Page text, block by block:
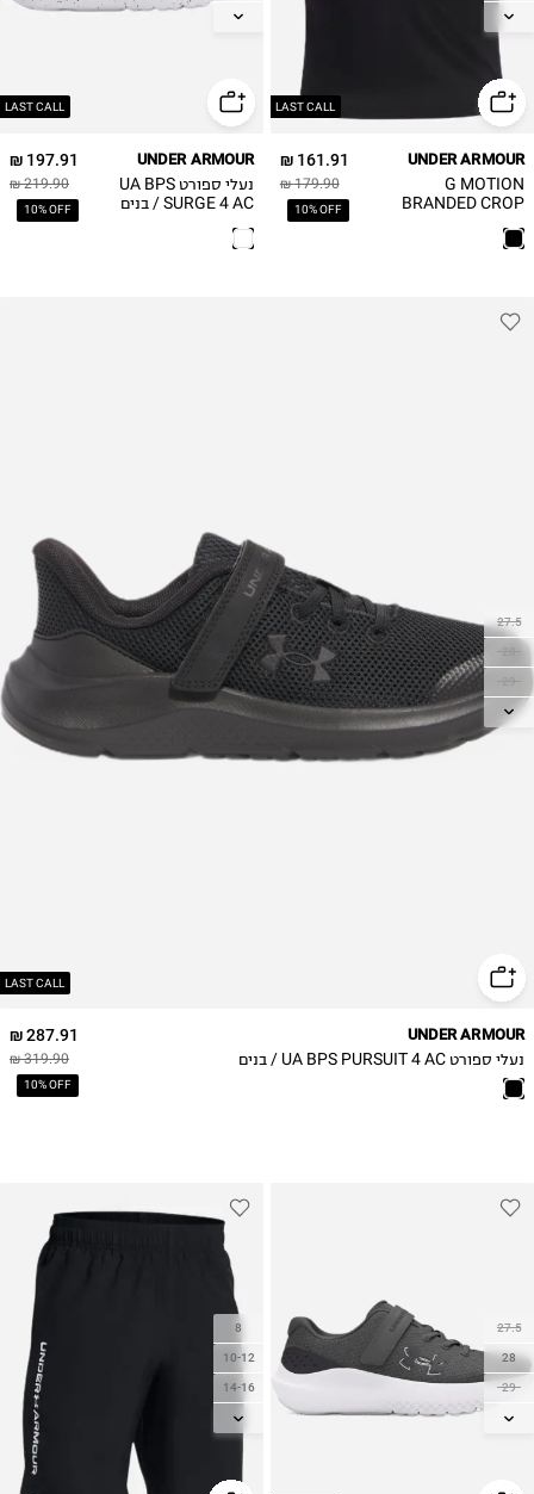
LAST CALL
XL
161.91 ₪
179.90 ₪
10% OFF
UNDER ARMOUR
G MOTION
BRANDED CROP
LAST CALL
29.5
31.5
33
33.5
197.91 ₪
219.90 ₪
10% OFF
UNDER ARMOUR
נעלי ספורט UA BPS
SURGE 4 AC / בנים
LAST CALL
27.5
29.5
287.91 ₪
319.90 ₪
10% OFF
UNDER ARMOUR
נעלי ספורט UA BPS PURSUIT 4 AC / בנים
27.5
28
29
29.5
8
10-12
14-16
18-20